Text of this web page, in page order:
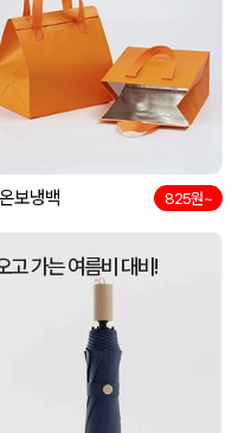
초이스 L호
켓가방 3종 1P 08-07
08-07
원형 팬시 (2컬러) 부채 (150∅~190∅) 08-07
보냉백 825원~
고 가는 여름비 대비!